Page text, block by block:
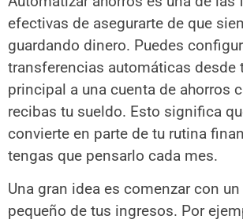
efectivas de asegurarte de que
guardando dinero. Puedes
transferencias automáticas desde
principal a una cuenta de ahorros
recibas tu sueldo. Esto significa
convierte en parte de tu rutina
tengas que pensarlo cada mes.
Una gran idea es comenzar con
pequeño de tus ingresos. Por